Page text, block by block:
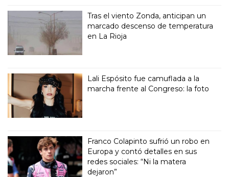
Tras el viento Zonda, anticipan un
marcado descenso de temperatura
en La Rioja
Lali Espósito fue camuflada a la
marcha frente al Congreso: la foto
Franco Colapinto sufrió un robo en
Europa y contó detalles en sus
redes sociales: “Ni la matera
dejaron”